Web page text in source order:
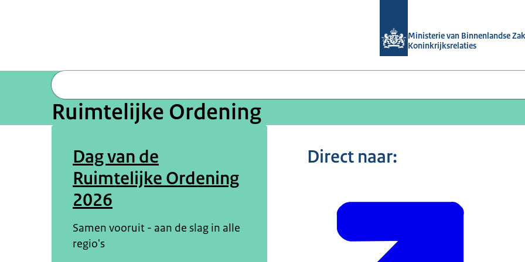
Ministerie van Binnenlandse
Koninkrijksrelaties
Ruimtelijke Ordening
Dag van de
Ruimtelijke Ordening
2026
Samen vooruit - aan de slag in alle
regio's
Direct naar: